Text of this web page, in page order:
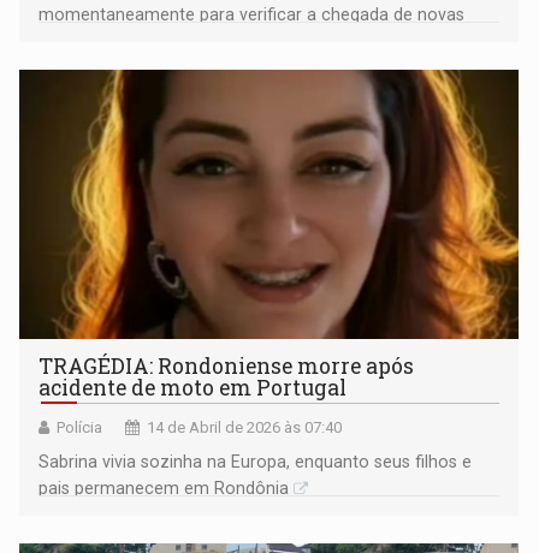
momentaneamente para verificar a chegada de novas
TRAGÉDIA: Rondoniense morre após
acidente de moto em Portugal
Polícia 14 de Abril de 2026 às 07:40
Sabrina vivia sozinha na Europa, enquanto seus filhos e
pais permanecem em Rondônia